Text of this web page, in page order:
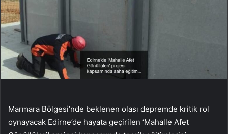
Marmara Bölgesi’nde beklenen olası depremde kritik rol
oynayacak Edirne’de hayata geçirilen ‘Mahalle Afet